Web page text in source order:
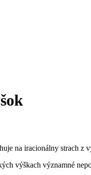
na iracionálny strach z
výškach významné